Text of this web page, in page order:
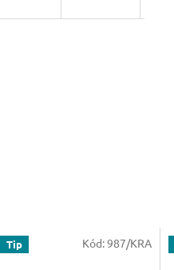
Tip Kód:987/KRA